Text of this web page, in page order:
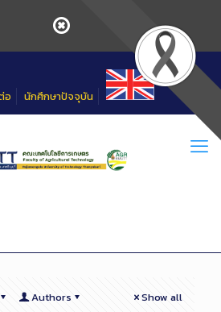
อ นักศึกษาปัจจุบัน
Authors Show all